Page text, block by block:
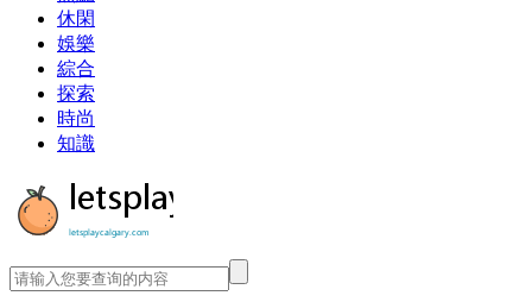
休閑
娛樂
綜合
探索
時尚
知識